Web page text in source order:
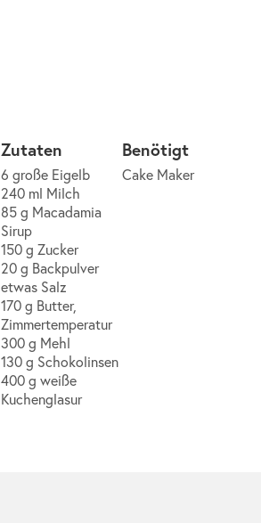
Zutaten
6 große Eigelb
240 ml Milch
85 g Macadamia
Sirup
150 g Zucker
20 g Backpulver
etwas Salz
170 g Butter,
Zimmertemperatur
300 g Mehl
130 g Schokolinsen
400 g weiße
Kuchenglasur
Benötigt
Cake Maker